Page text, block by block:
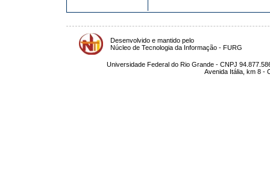
Desenvolvido e mantido pelo
Núcleo de Tecnologia da Informação - FURG
Universidade Federal do Rio Grande - CNPJ
Avenida Itália, km 8 -